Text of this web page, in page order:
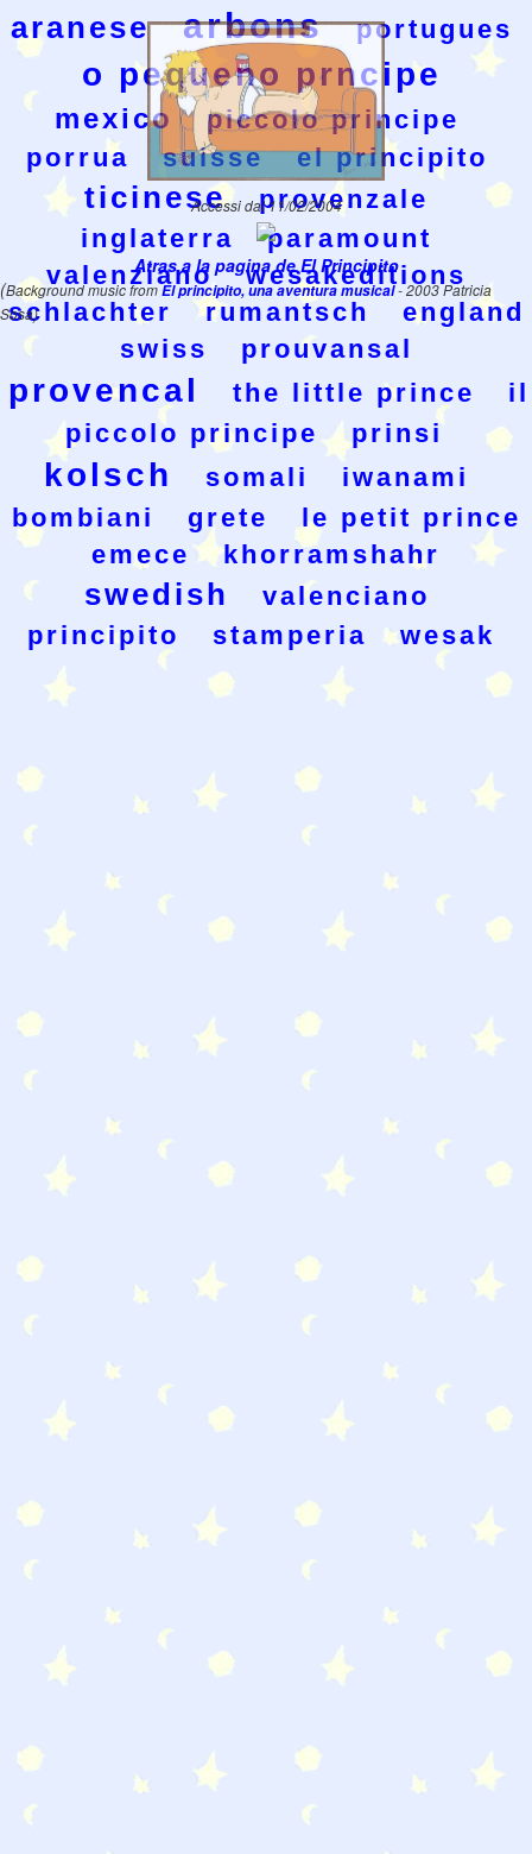
aranese arbons portugues
o pequeno prncipe
mexico
piccolo principe
porrua
suisse el principito
ticinese
provenzale
inglaterra
paramount
valenziano
wesakeditions
schlachter
rumantsch
england
swiss
prouvansal
provencal the little prince
il
piccolo principe
prinsi
kolsch somali
iwanami
bombiani
grete
le petit prince
emece
khorramshahr
swedish
valenciano
principito
stamperia wesak
Accessi dal 11/02/2004
Atras a la pagina de El Principito
(Background music fromEl principito, una aventura musical- 2003 Patricia
Sosa)